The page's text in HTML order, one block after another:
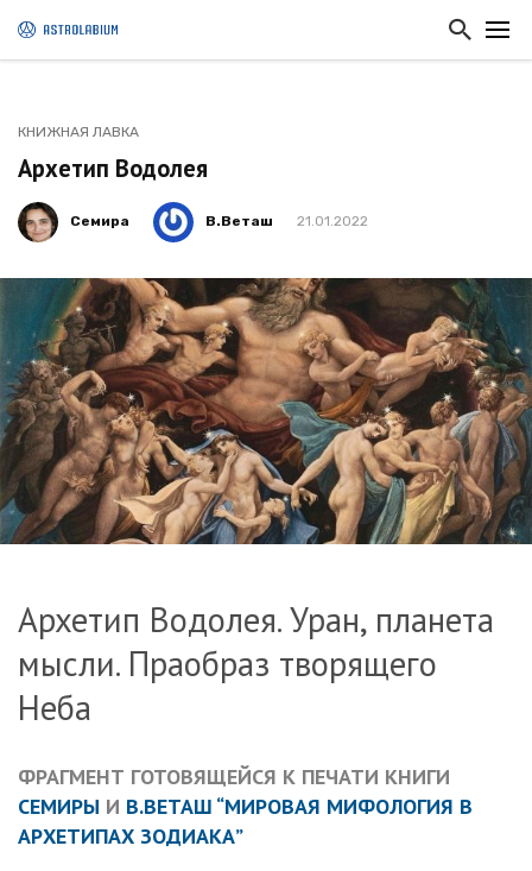
КНИЖНАЯ ЛАВКА
Архетип Водолея
Семира В.Веташ 21.01.2022
Архетип Водолея. Уран, планета
мысли. Праобраз творящего
Неба
ФРАГМЕНТ ГОТОВЯЩЕЙСЯ К ПЕЧАТИ КНИГИ
СЕМИРЫ И В.ВЕТАШ “МИРОВАЯ МИФОЛОГИЯ В
АРХЕТИПАХ ЗОДИАКА”